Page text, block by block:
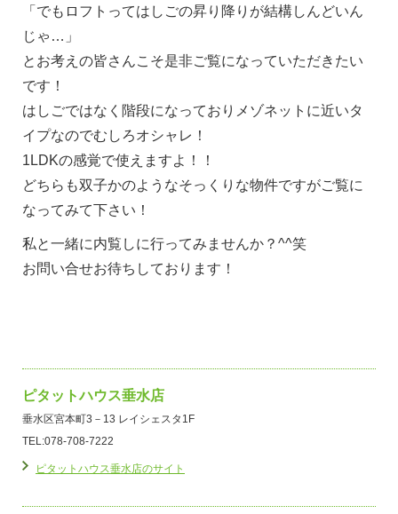
「でもロフトってはしごの昇り降りが結構しんどいん
じゃ…」
とお考えの皆さんこそ是非ご覧になっていただきたい
です！
はしごではなく階段になっておりメゾネットに近いタ
イプなのでむしろオシャレ！
1LDKの感覚で使えますよ！！
どちらも双子かのようなそっくりな物件ですがご覧に
なってみて下さい！
私と一緒に内覧しに行ってみませんか？^^笑
お問い合せお待ちしております！
ピタットハウス垂水店
垂水区宮本町3－13 レイシェスタ1F
TEL:078-708-7222
ピタットハウス垂水店のサイト